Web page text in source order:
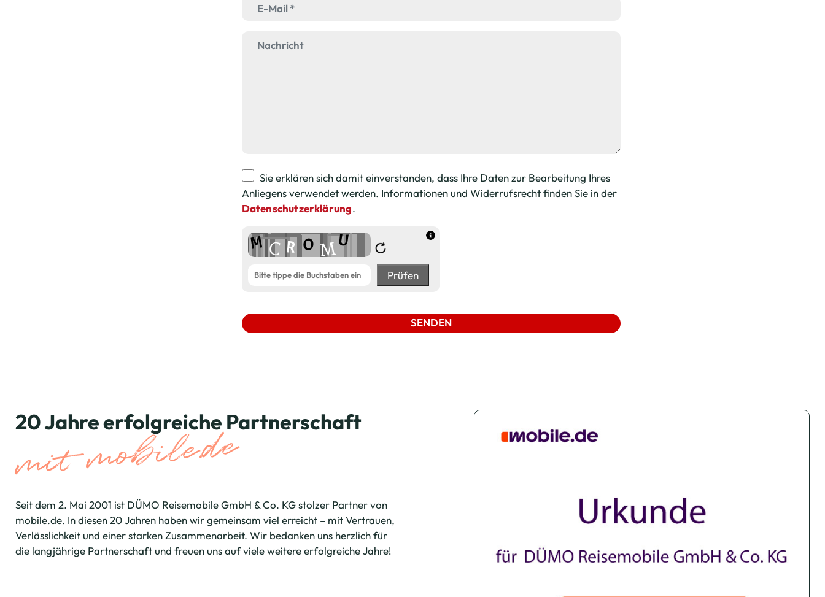
Sie erklären sich damit einverstanden, dass Ihre Daten zur Bearbeitung Ihres
Anliegens verwendet werden. Informationen und Widerrufsrecht finden Sie in der
Datenschutzerklärung.
Prüfen
SENDEN
20 Jahre erfolgreiche Partnerschaft
mit mobile.de
Seit dem 2. Mai 2001 ist DÜMO Reisemobile GmbH & Co. KG stolzer Partner von
mobile.de. In diesen 20 Jahren haben wir gemeinsam viel erreicht – mit Vertrauen,
Verlässlichkeit und einer starken Zusammenarbeit. Wir bedanken uns herzlich für
die langjährige Partnerschaft und freuen uns auf viele weitere erfolgreiche Jahre!